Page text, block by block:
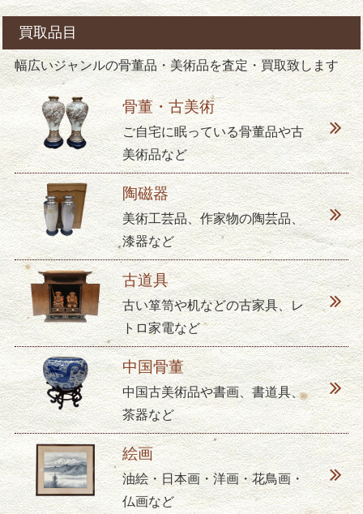
買取品目
幅広いジャンルの骨董品・美術品を査定・買取致します
骨董・古美術
ご自宅に眠っている骨董品や古
美術品など
陶磁器
美術工芸品、作家物の陶芸品、
漆器など
古道具
古い箪笥や机などの古家具、レ
トロ家電など
中国骨董
中国古美術品や書画、書道具、
茶器など
絵画
油絵・日本画・洋画・花鳥画・
仏画など